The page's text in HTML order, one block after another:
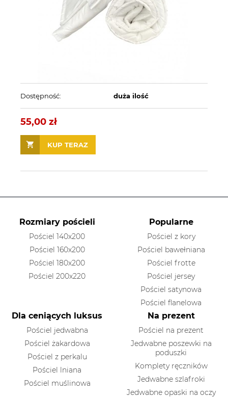
Dostępność: duża ilość
55,00 zł
KUP TERAZ
Rozmiary pościeli
Pościel 140x200
Pościel 160x200
Pościel 180x200
Pościel 200x220
Popularne
Pościel z kory
Pościel bawełniana
Pościel frotte
Pościel jersey
Pościel satynowa
Pościel flanelowa
Dla ceniących luksus
Pościel jedwabna
Pościel żakardowa
Pościel z perkalu
Pościel lniana
Pościel muślinowa
Na prezent
Pościel na prezent
Jedwabne poszewki na
poduszki
Komplety ręczników
Jedwabne szlafroki
Jedwabne opaski na oczy